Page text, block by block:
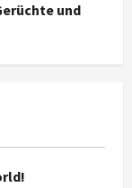
und